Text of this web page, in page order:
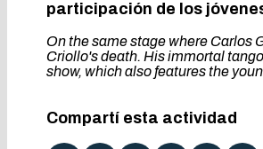
participación de los
On the same stage where Carlos
Criollo's death. His immortal
show, which also features the
Compartí esta actividad